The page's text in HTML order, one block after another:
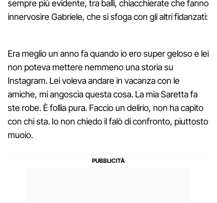
sempre più evidente, tra balli, chiacchierate che fanno
innervosire Gabriele, che si sfoga con gli altri fidanzati:
Era meglio un anno fa quando io ero super geloso e lei
non poteva mettere nemmeno una storia su
Instagram. Lei voleva andare in vacanza con le
amiche, mi angoscia questa cosa. La mia Saretta fa
ste robe. È follia pura. Faccio un delirio, non ha capito
con chi sta. Io non chiedo il falò di confronto, piuttosto
muoio.